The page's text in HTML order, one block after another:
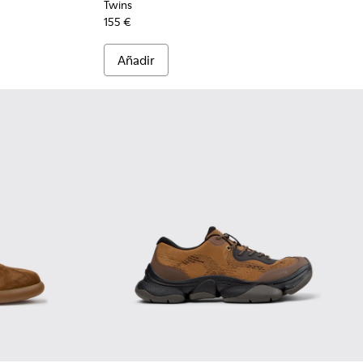
Twins
155 €
Añadir